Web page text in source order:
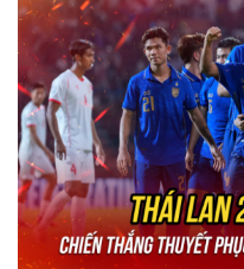
Du lịch
Tư vấn
Săn Tour
check-in